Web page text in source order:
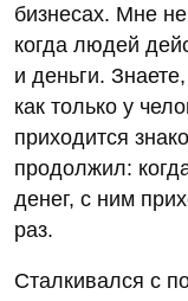
бизнесах. Мне
когда людей
и деньги.
как только у
приходится
продолжил:
денег, с ним
раз.
Сталкивался с